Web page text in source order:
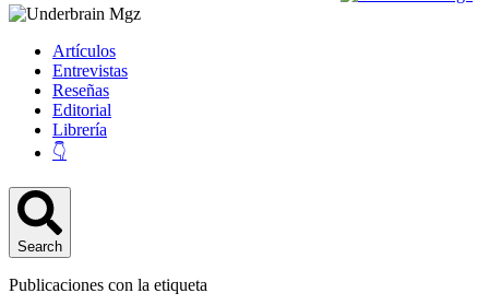
Artículos
Entrevistas
Reseñas
Editorial
Librería
👇
Search
Publicaciones con la etiqueta